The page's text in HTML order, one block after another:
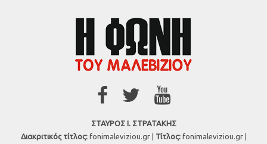
ΣΤΑΥΡΟΣ Ι. ΣΤΡΑΤΑΚΗΣ
Διακριτικός τίτλος:fonimaleviziou.gr | Τίτλος:fonimaleviziou.gr |